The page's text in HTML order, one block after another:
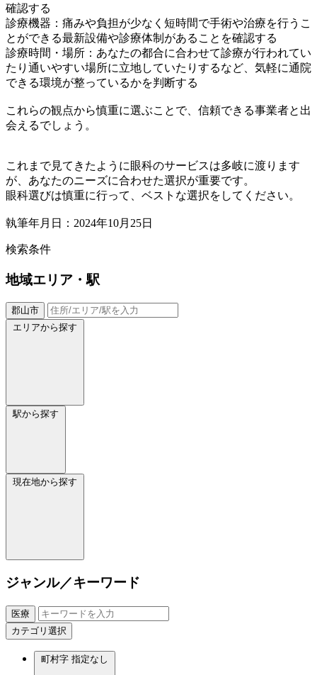
確認する
診療機器：痛みや負担が少なく短時間で手術や治療を行うこ
とができる最新設備や診療体制があることを確認する
診療時間・場所：あなたの都合に合わせて診療が行われてい
たり通いやすい場所に立地していたりするなど、気軽に通院
できる環境が整っているかを判断する
これらの観点から慎重に選ぶことで、信頼できる事業者と出
会えるでしょう。
これまで見てきたように眼科のサービスは多岐に渡ります
が、あなたのニーズに合わせた選択が重要です。
眼科選びは慎重に行って、ベストな選択をしてください。
執筆年月日：2024年10月25日
検索条件
地域エリア・駅
郡山市
エリアから探す
駅から探す
現在地から探す
ジャンル／キーワード
医療
カテゴリ選択
町村字 指定なし